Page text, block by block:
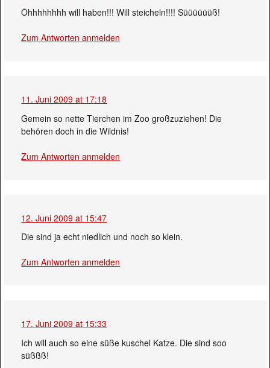
Ôhhhhhhhh will haben!!! Will steicheln!!!! Süüüüüüß!
Zum Antworten anmelden
11. Juni 2009 at 17:18
Gemein so nette Tierchen im Zoo großzuziehen! Die
behören doch in die Wildnis!
Zum Antworten anmelden
12. Juni 2009 at 15:47
Die sind ja echt niedlich und noch so klein.
Zum Antworten anmelden
17. Juni 2009 at 15:33
Ich will auch so eine süße kuschel Katze. Die sind soo
süßßß!